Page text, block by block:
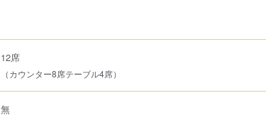
12席
（カウンター8席テーブル4席）
無